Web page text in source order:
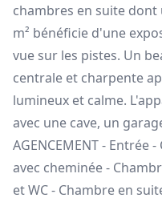
chambres en suite dont
m² bénéficie d'une
vue sur les pistes. Un
centrale et charpente
lumineux et calme.
avec une cave, un
AGENCEMENT - Entrée
avec cheminée -
et WC - Chambre en